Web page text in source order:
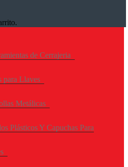
de Cerrajeria
para Llaves
Metálicas
Plásticos Y Capuchas Para